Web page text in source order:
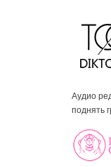
Аудио
поднять